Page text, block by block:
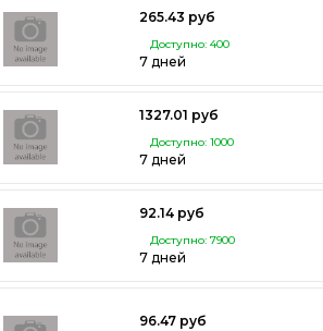
265.43 руб
Доступно: 400
7 дней
1327.01 руб
Доступно: 1000
7 дней
92.14 руб
Доступно: 7900
7 дней
96.47 руб